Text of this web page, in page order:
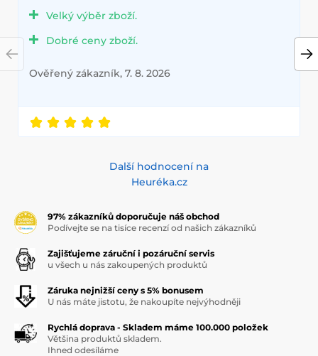
Velký výběr zboží.
Dobré ceny zboží.
Ověřený zákazník, 7. 8. 2026
Další hodnocení na
Heuréka.cz
97% zákazníků doporučuje náš obchod
Podívejte se na tisíce recenzí od našich zákazníků
Zajišťujeme záruční i pozáruční servis
u všech u nás zakoupených produktů
Záruka nejnižší ceny s 5% bonusem
U nás máte jistotu, že nakoupíte nejvýhodněji
Rychlá doprava - Skladem máme 100.000 položek
Většina produktů skladem.
Ihned odesíláme